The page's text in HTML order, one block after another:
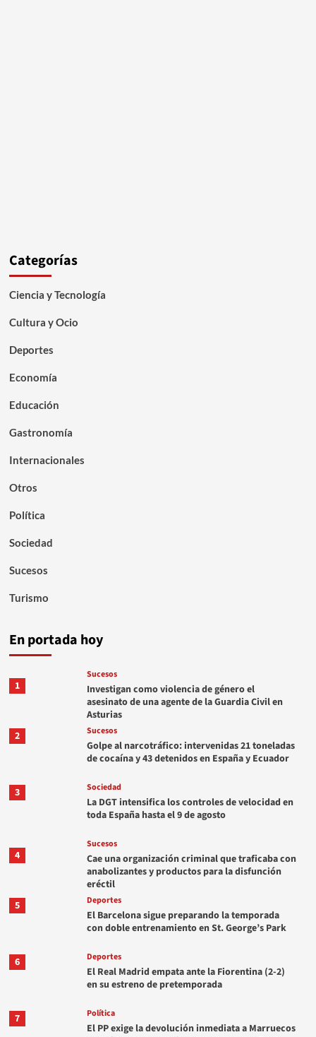
Categorías
Ciencia y Tecnología
Cultura y Ocio
Deportes
Economía
Educación
Gastronomía
Internacionales
Otros
Política
Sociedad
Sucesos
Turismo
En portada hoy
1
Sucesos
Investigan como violencia de género el
asesinato de una agente de la Guardia Civil en
Asturias
2
Sucesos
Golpe al narcotráfico: intervenidas 21 toneladas
de cocaína y 43 detenidos en España y Ecuador
3 Sociedad
La DGT intensifica los controles de velocidad en
toda España hasta el 9 de agosto
4
Sucesos
Cae una organización criminal que traficaba con
anabolizantes y productos para la disfunción
eréctil
5
Deportes
El Barcelona sigue preparando la temporada
con doble entrenamiento en St. George’s Park
6 Deportes
El Real Madrid empata ante la Fiorentina (2-2)
en su estreno de pretemporada
7 Política
El PP exige la devolución inmediata a Marruecos